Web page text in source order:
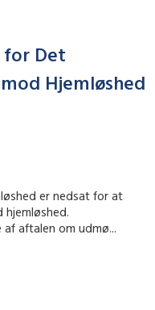
for Det
Hjemløshed
er nedsat for at
aftalen om udmø...